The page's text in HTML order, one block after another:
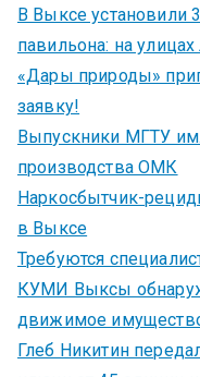
В Выксе установили
павильона: на
«Дары природы»
заявку!
Выпускники МГТУ
производства ОМК
Наркосбытчик-
в Выксе
Требуются
КУМИ Выксы
движимое
Глеб Никитин